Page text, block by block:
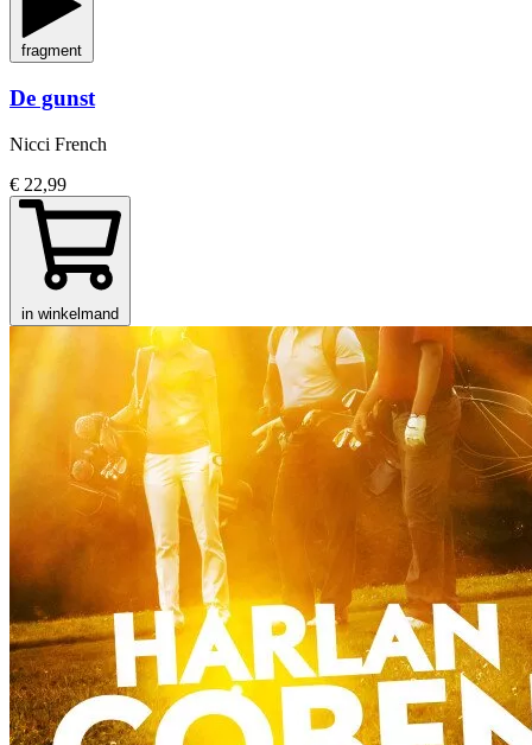
fragment
De gunst
Nicci French
€ 22,99
in winkelmand